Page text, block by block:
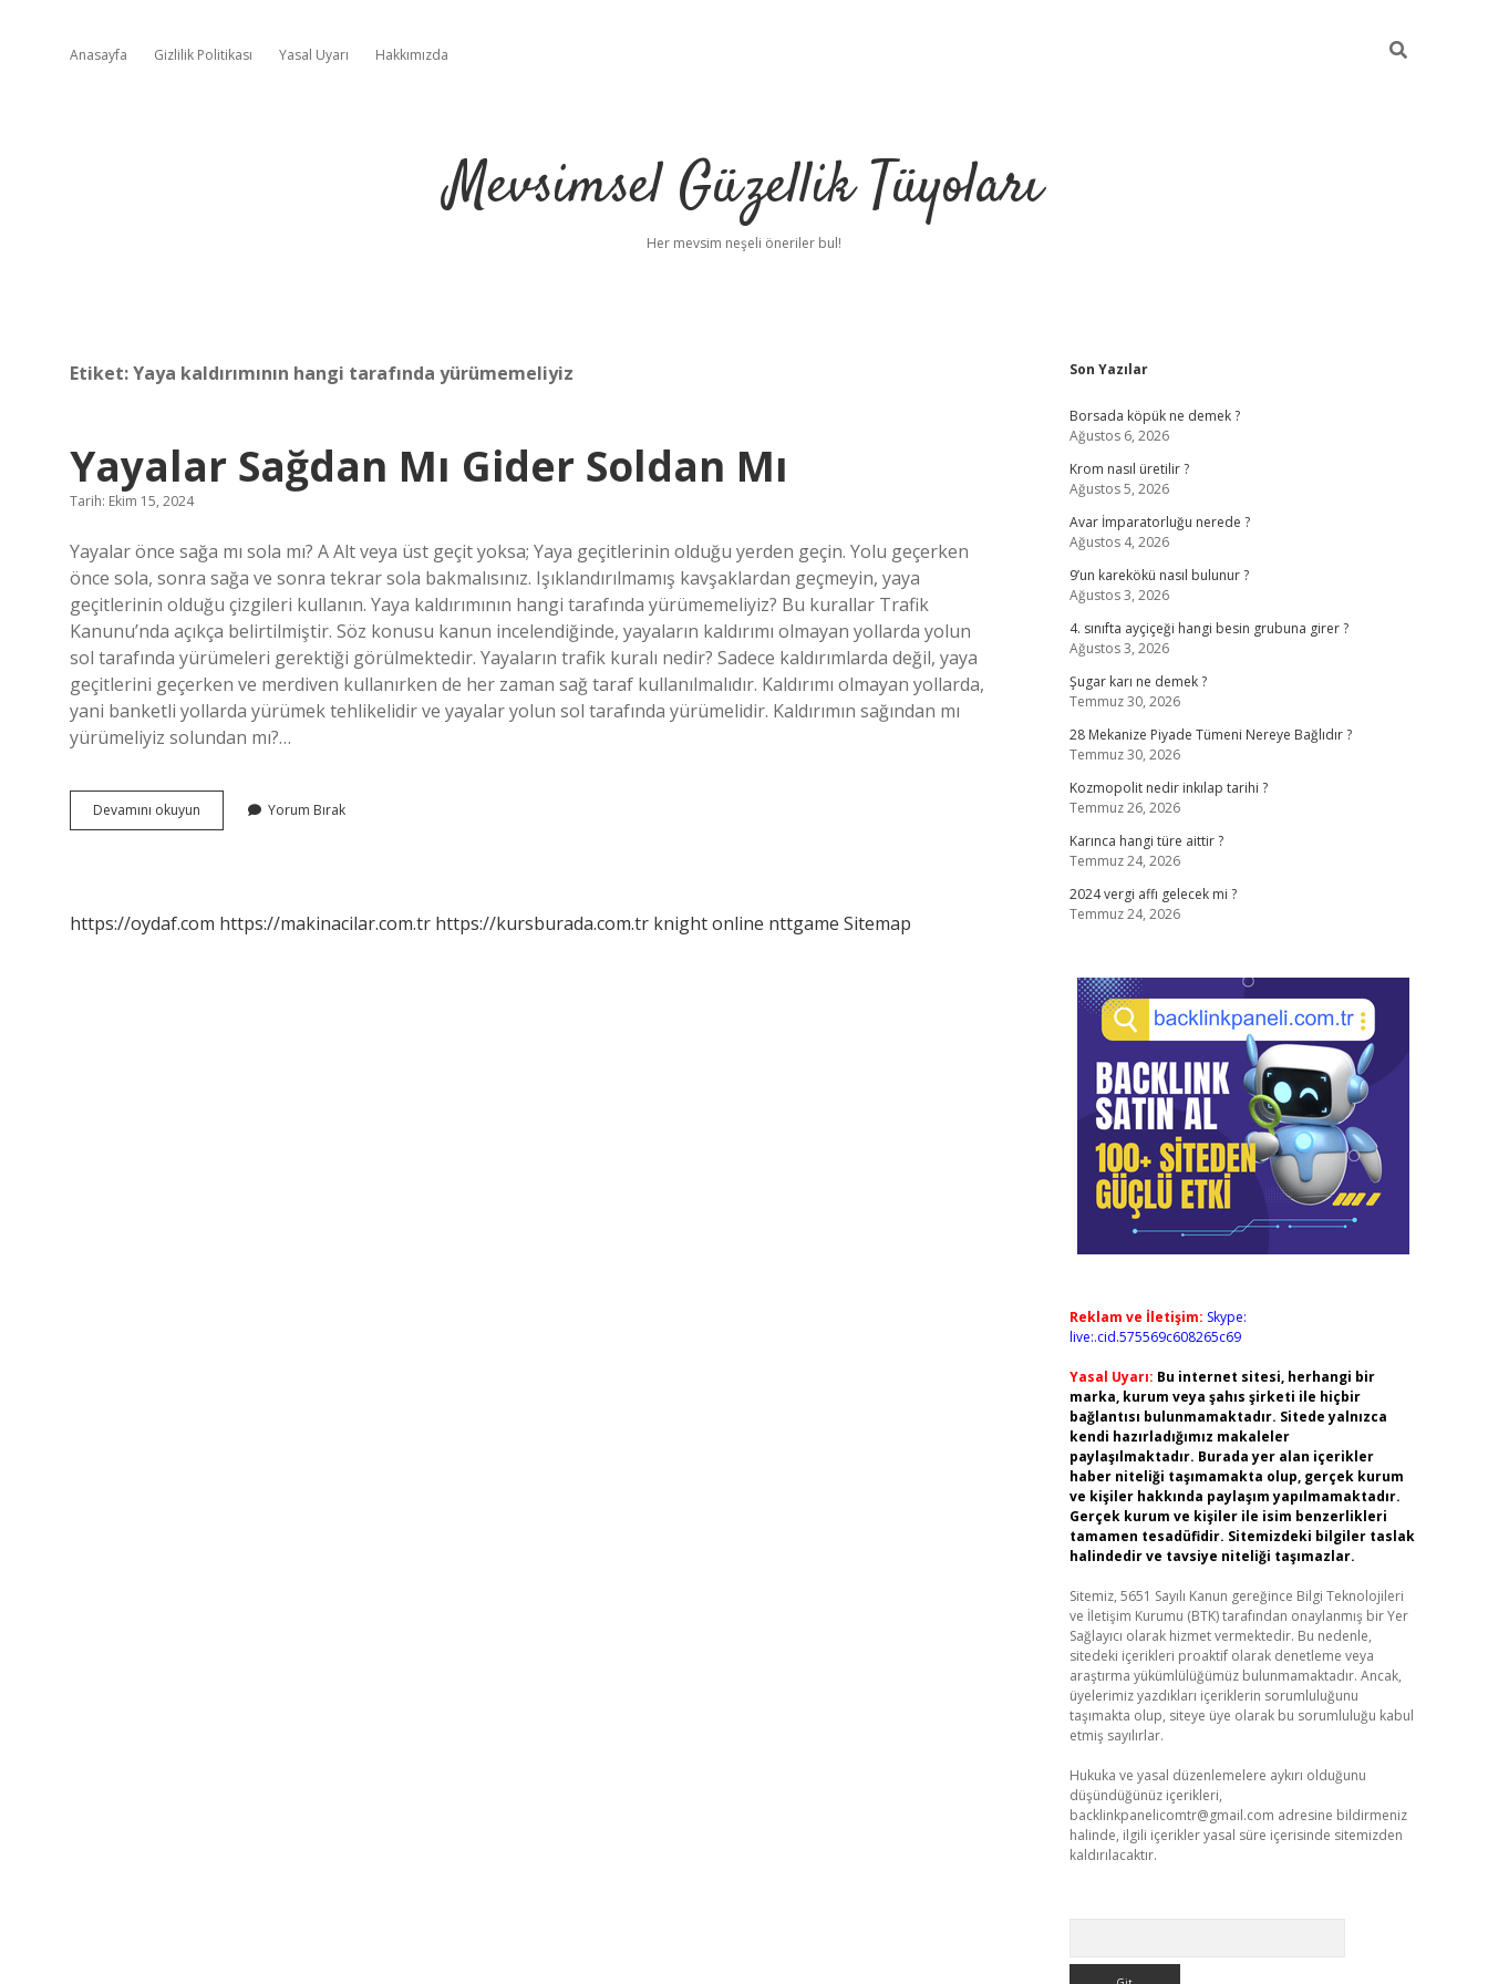
Anasayfa Gizlilik Politikası Yasal Uyarı Hakkımızda
Mevsimsel Güzellik Tüyoları
Her mevsim neşeli öneriler bul!
Etiket:Yaya kaldırımının hangi tarafında yürümemeliyiz
Yayalar Sağdan Mı Gider Soldan Mı
Tarih: Ekim 15, 2024
Yayalar önce sağa mı sola mı? A Alt veya üst geçit yoksa; Yaya geçitlerinin olduğu yerden geçin. Yolu geçerken
önce sola, sonra sağa ve sonra tekrar sola bakmalısınız. Işıklandırılmamış kavşaklardan geçmeyin, yaya
geçitlerinin olduğu çizgileri kullanın. Yaya kaldırımının hangi tarafında yürümemeliyiz? Bu kurallar Trafik
Kanunu’nda açıkça belirtilmiştir. Söz konusu kanun incelendiğinde, yayaların kaldırımı olmayan yollarda yolun
sol tarafında yürümeleri gerektiği görülmektedir. Yayaların trafik kuralı nedir? Sadece kaldırımlarda değil, yaya
geçitlerini geçerken ve merdiven kullanırken de her zaman sağ taraf kullanılmalıdır. Kaldırımı olmayan yollarda,
yani banketli yollarda yürümek tehlikelidir ve yayalar yolun sol tarafında yürümelidir. Kaldırımın sağından mı
yürümeliyiz solundan mı?…
Devamını okuyun
Sağdan
Yorum Bırak
https://oydaf.com https://makinacilar.com.tr https://kursburada.com.tr knight online nttgame Sitemap
Sidebar
Son Yazılar
Borsada köpük ne demek ?
Ağustos 6, 2026
Krom nasıl üretilir ?
Ağustos 5, 2026
Avar İmparatorluğu nerede ?
Ağustos 4, 2026
9’un karekökü nasıl bulunur ?
Ağustos 3, 2026
4. sınıfta ayçiçeği hangi besin grubuna girer ?
Ağustos 3, 2026
Şugar karı ne demek ?
Temmuz 30, 2026
28 Mekanize Piyade Tümeni Nereye Bağlıdır ?
Temmuz 30, 2026
Kozmopolit nedir inkılap tarihi ?
Temmuz 26, 2026
Karınca hangi türe aittir ?
Temmuz 24, 2026
2024 vergi affı gelecek mi ?
Temmuz 24, 2026
Reklam ve İletişim: Skype:
live:.cid.575569c608265c69
Yasal Uyarı: Bu internet sitesi, herhangi bir
marka, kurum veya şahıs şirketi ile hiçbir
bağlantısı bulunmamaktadır. Sitede yalnızca
kendi hazırladığımız makaleler
paylaşılmaktadır. Burada yer alan içerikler
haber niteliği taşımamakta olup, gerçek kurum
ve kişiler hakkında paylaşım yapılmamaktadır.
Gerçek kurum ve kişiler ile isim benzerlikleri
tamamen tesadüfidir. Sitemizdeki bilgiler taslak
halindedir ve tavsiye niteliği taşımazlar.
Sitemiz, 5651 Sayılı Kanun gereğince Bilgi Teknolojileri
ve İletişim Kurumu (BTK) tarafından onaylanmış bir Yer
Sağlayıcı olarak hizmet vermektedir. Bu nedenle,
sitedeki içerikleri proaktif olarak denetleme veya
araştırma yükümlülüğümüz bulunmamaktadır. Ancak,
üyelerimiz yazdıkları içeriklerin sorumluluğunu
taşımakta olup, siteye üye olarak bu sorumluluğu kabul
etmiş sayılırlar.
Hukuka ve yasal düzenlemelere aykırı olduğunu
düşündüğünüz içerikleri,
backlinkpanelicomtr@gmail.com adresine bildirmeniz
halinde, ilgili içerikler yasal süre içerisinde sitemizden
kaldırılacaktır.
hiltonbet giriş